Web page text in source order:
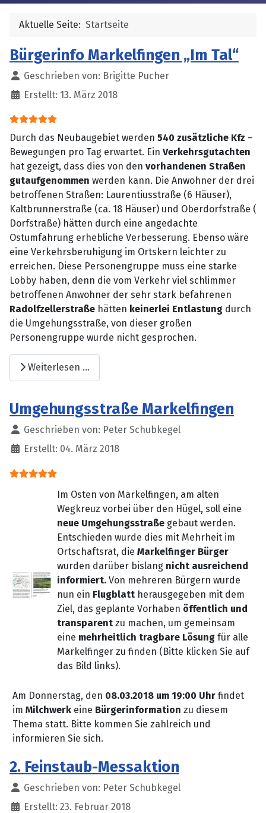
Aktuelle Seite: Startseite
Bürgerinfo Markelfingen „Im Tal“
Details
Geschrieben von: Brigitte Pucher
Erstellt: 13. März 2018
Bewertung:
Durch das Neubaugebiet werden 540 zusätzliche Kfz –
Bewegungen pro Tag erwartet. Ein Verkehrsgutachten
hat gezeigt, dass dies von den vorhandenen Straßen
gutaufgenommen werden kann. Die Anwohner der drei
betroffenen Straßen: Laurentiusstraße (6 Häuser),
Kaltbrunnerstraße (ca. 18 Häuser) und Oberdorfstraße (
Dorfstraße) hätten durch eine angedachte
Ostumfahrung erhebliche Verbesserung. Ebenso wäre
eine Verkehrsberuhigung im Ortskern leichter zu
erreichen. Diese Personengruppe muss eine starke
Lobby haben, denn die vom Verkehr viel schlimmer
betroffenen Anwohner der sehr stark befahrenen
Radolfzellerstraße hätten keinerlei Entlastung durch
die Umgehungsstraße, von dieser großen
Personengruppe wurde nicht gesprochen.
Weiterlesen …
Umgehungsstraße Markelfingen
Details
Geschrieben von: Peter Schubkegel
Erstellt: 04. März 2018
Bewertung:
Im Osten von Markelfingen, am alten
Wegkreuz vorbei über den Hügel, soll eine
neue Umgehungsstraße gebaut werden.
Entschieden wurde dies mit Mehrheit im
Ortschaftsrat, die Markelfinger Bürger
wurden darüber bislang nicht ausreichend
informiert. Von mehreren Bürgern wurde
nun ein Flugblatt herausgegeben mit dem
Ziel, das geplante Vorhaben öffentlich und
transparent zu machen, um gemeinsam
eine mehrheitlich tragbare Lösung für alle
Markelfinger zu finden (Bitte klicken Sie auf
das Bild links).
Am Donnerstag, den 08.03.2018 um 19:00 Uhr findet
im Milchwerk eine Bürgerinformation zu diesem
Thema statt. Bitte kommen Sie zahlreich und
informieren Sie sich.
2. Feinstaub-Messaktion
Details
Geschrieben von: Peter Schubkegel
Erstellt: 23. Februar 2018